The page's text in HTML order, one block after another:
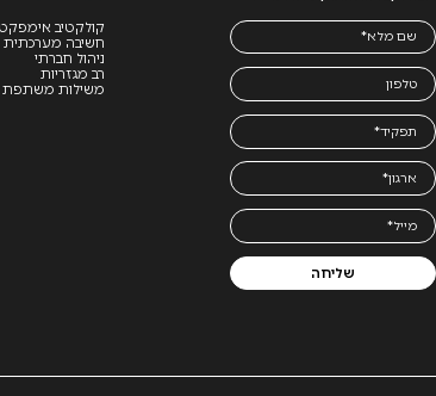
קולקטיב אימפקט
חשיבה מערכתית
ניהול חברתי
רב מגזריות
משילות משתפת